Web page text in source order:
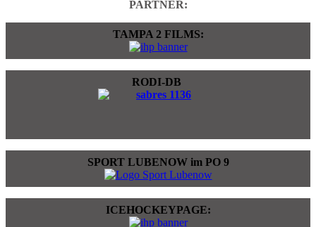
PARTNER:
TAMPA 2 FILMS:
RODI-DB
SPORT LUBENOW im PO 9
ICEHOCKEYPAGE: